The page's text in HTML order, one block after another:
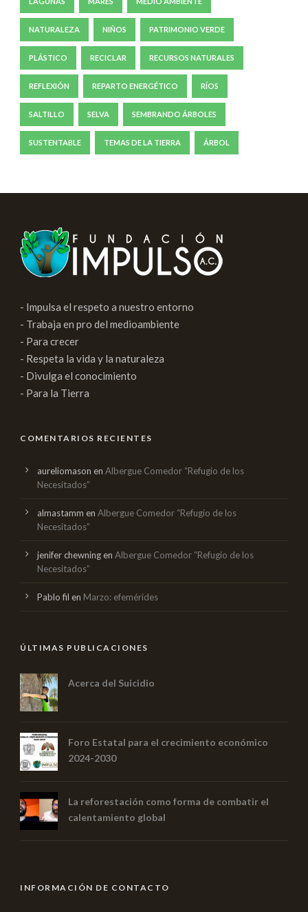
NATURALEZA NIÑOS PATRIMONIO VERDE
PLÁSTICO RECICLAR RECURSOS NATURALES
REFLEXIÓN REPARTO ENERGÉTICO RÍOS
SALTILLO SELVA SEMBRANDO ÁRBOLES
SUSTENTABLE TEMAS DE LA TIERRA ÁRBOL
- Impulsa el respeto a nuestro entorno
- Trabaja en pro del medioambiente
- Para crecer
- Respeta la vida y la naturaleza
- Divulga el conocimiento
- Para la Tierra
COMENTARIOS RECIENTES
aureliomason en Albergue Comedor “Refugio de los
Necesitados”
almastamm en Albergue Comedor “Refugio de los
Necesitados”
jenifer chewningen Albergue Comedor “Refugio de los
Necesitados”
Pablo fil en Marzo: efemérides
ÚLTIMAS PUBLICACIONES
Acerca del Suicidio
Foro Estatal para el crecimiento económico
2024-2030
La reforestación como forma de combatir el
calentamiento global
INFORMACIÓN DE CONTACTO